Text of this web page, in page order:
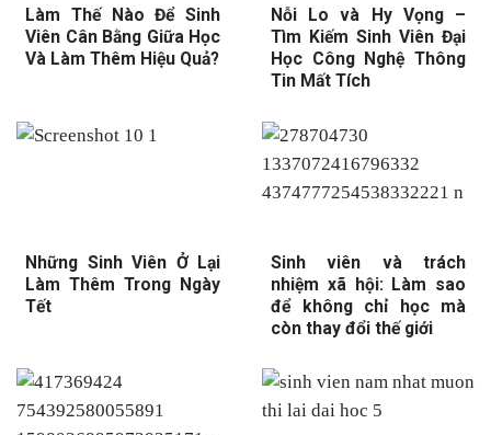
Làm Thế Nào Để Sinh
Viên Cân Bằng Giữa Học
Và Làm Thêm Hiệu Quả?
Nỗi Lo và Hy Vọng –
Tìm Kiếm Sinh Viên Đại
Học Công Nghệ Thông
Tin Mất Tích
Những Sinh Viên Ở Lại
Làm Thêm Trong Ngày
Tết
Sinh viên và trách
nhiệm xã hội: Làm sao
để không chỉ học mà
còn thay đổi thế giới